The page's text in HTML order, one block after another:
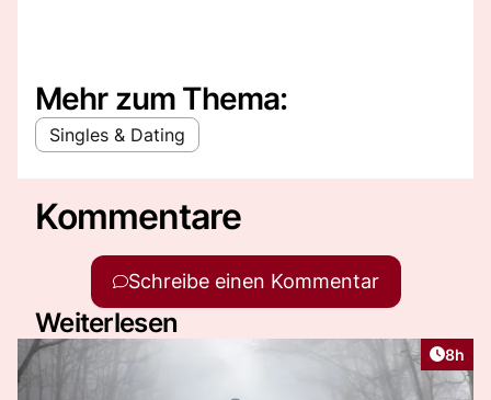
Mehr zum Thema:
Singles & Dating
Kommentare
Schreibe einen Kommentar
Weiterlesen
8h